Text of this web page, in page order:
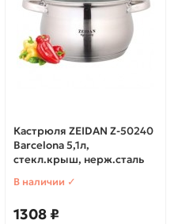
Кастрюля ZEIDAN Z-50240
Barcelona 5,1л,
стекл.крыш, нерж.сталь
В наличии ✓
1308 ₽